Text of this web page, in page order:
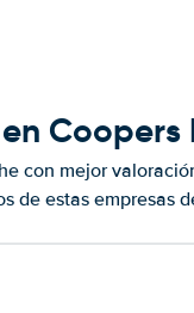
Coopers
con mejor
de estas empresas